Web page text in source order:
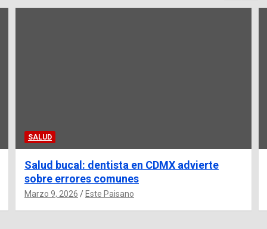
SALUD
Salud bucal: dentista en CDMX advierte
sobre errores comunes
Marzo 9, 2026 Este Paisano